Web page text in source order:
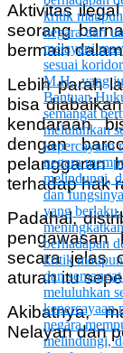
Aktivitas
seorang
bermain
Lebih parah
bisa
kendaraan
dengan
pelanggaran
terhadap hak
Padahal,
secara jelas
aturan itu
Akibatnya,
Nelayan dan